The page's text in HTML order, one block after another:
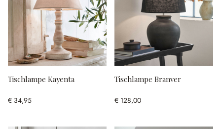
Tischlampe Kayenta
€ 34,95
Tischlampe Branver
€ 128,00